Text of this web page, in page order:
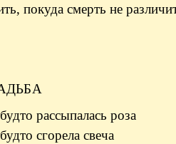
покуда смерть не
рассыпалась роза
сгорела свеча